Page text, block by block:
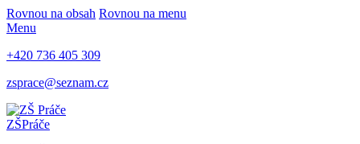
Rovnou na obsah Rovnou na menu
Menu
+420 736 405 309
zsprace@seznam.cz
ZŠPráče